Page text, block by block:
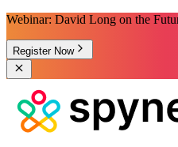
Webinar: David Long on the
Register Now